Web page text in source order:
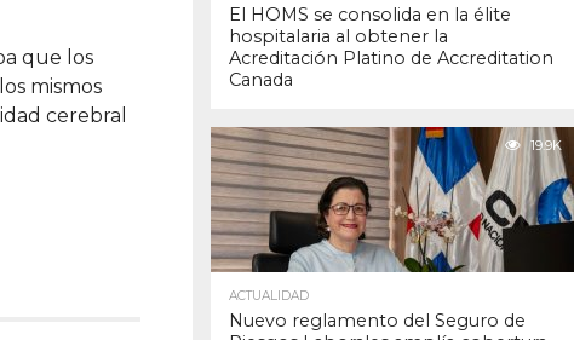
que los
mismos
cerebral
El HOMS se consolida en la élite
hospitalaria al obtener la
Acreditación Platino de Accreditation
Canada
19.9K
ACTUALIDAD
Nuevo reglamento del Seguro de